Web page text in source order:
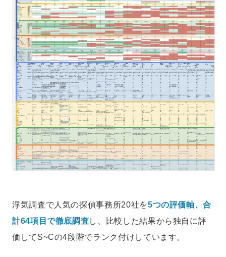
浮気調査で人気の探偵事務所20社を5つの評価軸、合
計64項目で徹底調査し、比較した結果から独自に評
価してS~Cの4段階でランク付けしています。